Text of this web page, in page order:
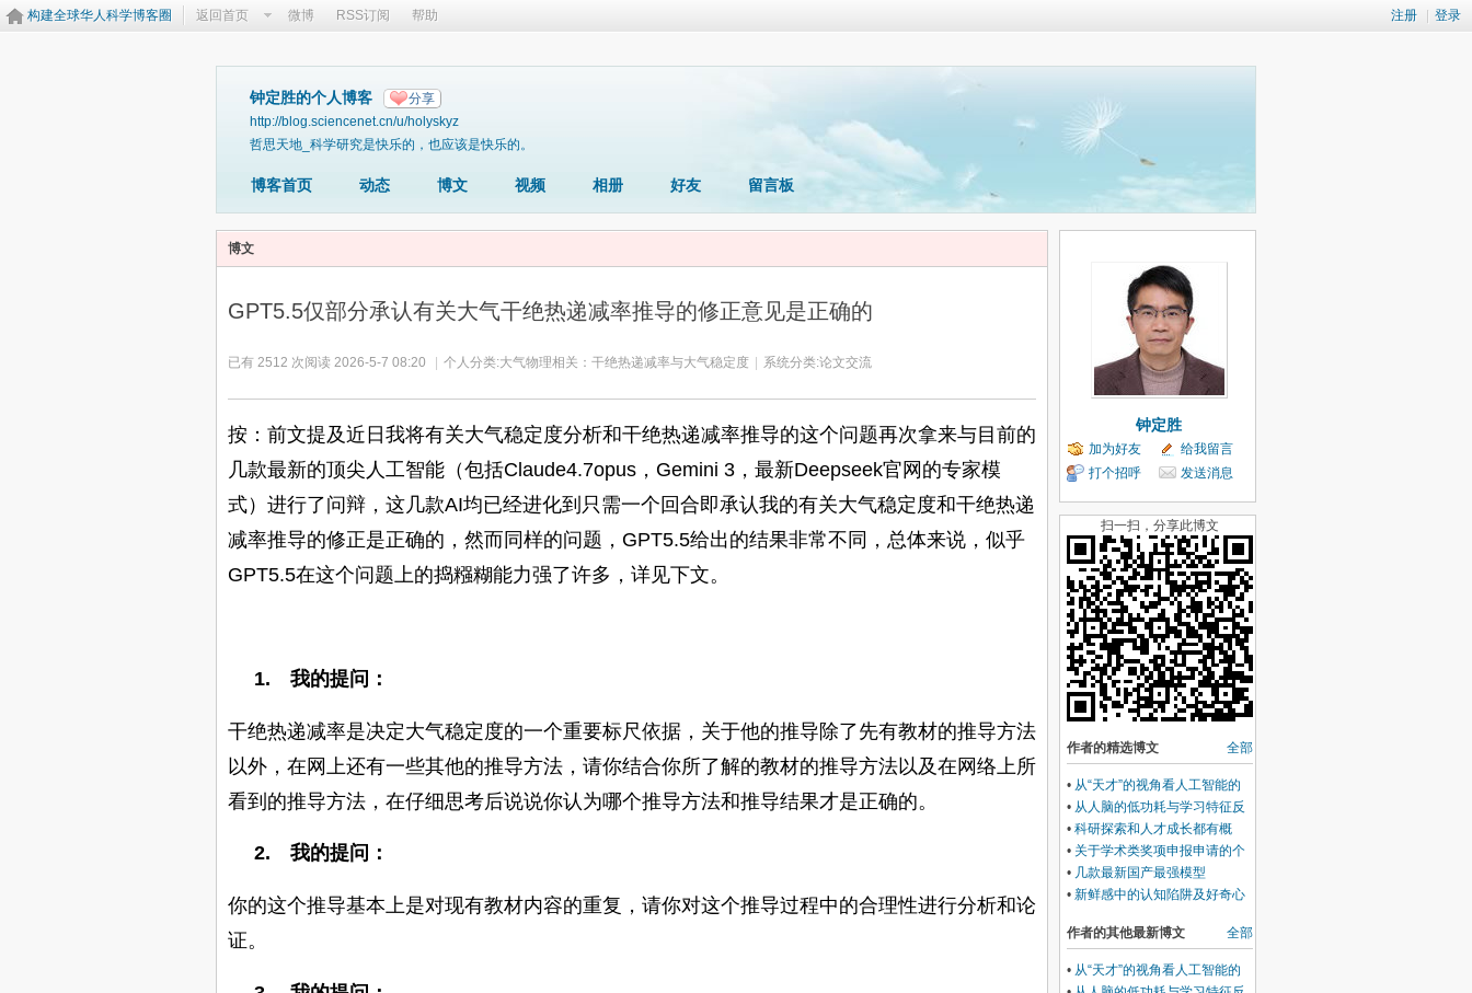
注册 登录
构建全球华人科学博客圈 返回首页 微博 RSS订阅 帮助
钟定胜的个人博客 分享
http://blog.sciencenet.cn/u/holyskyz
哲思天地_科学研究是快乐的，也应该是快乐的。
博客首页 动态 博文 视频 相册 好友 留言板
博文
GPT5.5仅部分承认有关大气干绝热递减率推导的修正意见是正确的
已有 2512 次阅读 2026-5-7 08:20 个人分类:大气物理相关：干绝热递减率与大气稳定度 系统分类:论文交流
按：前文提及近日我将有关大气稳定度分析和干绝热递减率推导的这个问题再次拿来与目前的
几款最新的顶尖人工智能（包括Claude4.7opus ， Gemini 3 ，最新Deepseek官网的专家模
式）进行了问辩，这几款AI均已经进化到只需一个回合即承认我的有关大气稳定度和干绝热递
减率推导的修正是正确的，然而同样的问题， GPT5.5给出的结果非常不同，总体来说，似乎
GPT5.5在这个问题上的捣糨糊能力强了许多，详见下文。
1. 我的提问：
干绝热递减率是决定大气稳定度的一个重要标尺依据，关于他的推导除了先有教材的推导方法
以外，在网上还有一些其他的推导方法，请你结合你所了解的教材的推导方法以及在网络上所
看到的推导方法，在仔细思考后说说你认为哪个推导方法和推导结果才是正确的。
2. 我的提问：
你的这个推导基本上是对现有教材内容的重复，请你对这个推导过程中的合理性进行分析和论
证。
钟定胜
加为好友
给我留言
打个招呼
发送消息
扫一扫，分享此博文
全部
作者的精选博文
• 从“天才”的视角看人工智能的
发展方向、前景及其社会影响
• 从人脑的低功耗与学习特征反
观人工智能能耗巨大的两个可能
根源
• 科研探索和人才成长都有概
率，但人才评聘不应该靠概率
• 关于学术类奖项申报申请的个
人声明-兼论科研奖项申请制的
优缺点
• 几款最新国产最强模型
Deepseek、GLM等均承认我的
确的
• 新鲜感中的认知陷阱及好奇心
全部
作者的其他最新博文
• 从“天才”的视角看人工智能的
发展方向、前景及其社会影响